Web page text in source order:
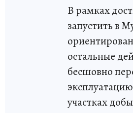
В рамках
запустить в
остальные
бесшовно
участках